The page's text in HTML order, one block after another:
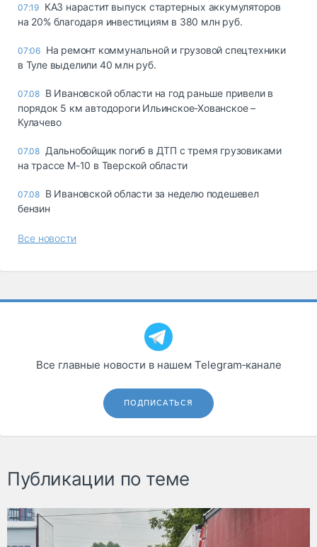
07:19 КАЗ нарастит выпуск стартерных аккумуляторов
на 20% благодаря инвестициям в 380 млн руб.
07:06 На ремонт коммунальной и грузовой спецтехники
в Туле выделили 40 млн руб.
07.08 В Ивановской области на год раньше привели в
порядок 5 км автодороги Ильинское-Хованское –
Кулачево
07.08 Дальнобойщик погиб в ДТП с тремя грузовиками
на трассе М-10 в Тверской области
07.08 В Ивановской области за неделю подешевел
бензин
Все новости
Все главные новости в нашем Telegram‑канале
ПОДПИСАТЬСЯ
Публикации по теме